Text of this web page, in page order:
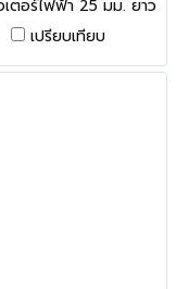
ตอร์ไฟฟ้า 25 มม. ยาว
มอเตอร์ 920W OKURA
Concrete Vibrator
เปรียบเทียบ